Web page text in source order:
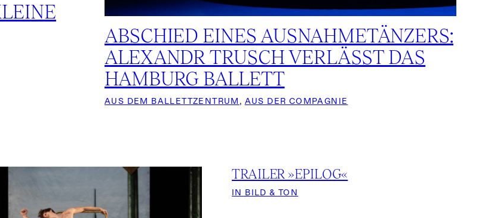
ABSCHIED EINES AUSNAHMETÄNZERS:
ALEXANDR TRUSCH VERLÄSST DAS
HAMBURG BALLETT
AUS DEM BALLETTZENTRUM , AUS DER COMPAGNIE
TRAILER »EPILOG«
IN BILD & TON